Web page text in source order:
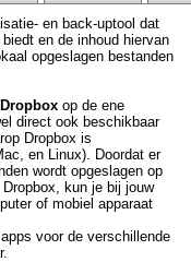
en back-uptool dat
en de inhoud hiervan
opgeslagen bestanden
Dropbox op de ene
direct ook beschikbaar
Dropbox is
en Linux). Doordat er
wordt opgeslagen op
kun je bij jouw
of mobiel apparaat
voor de verschillende